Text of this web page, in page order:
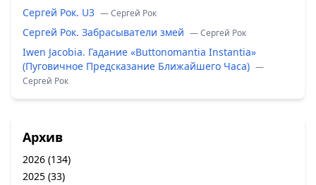
Сергей Рок. U3 — Сергей Рок
Сергей Рок. Забрасыватели змей — Сергей Рок
Iwen Jacobia. Гадание «Buttonomantia Instantia»
(Пуговичное Предсказание Ближайшего Часа) —
Сергей Рок
Архив
2026 (134)
2025 (33)